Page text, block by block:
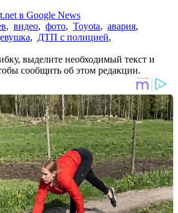
в Google News
, видео, фото, Toyota, авария,
, ДТП с полицией,
выделите необходимый текст и
сообщить об этом редакции.